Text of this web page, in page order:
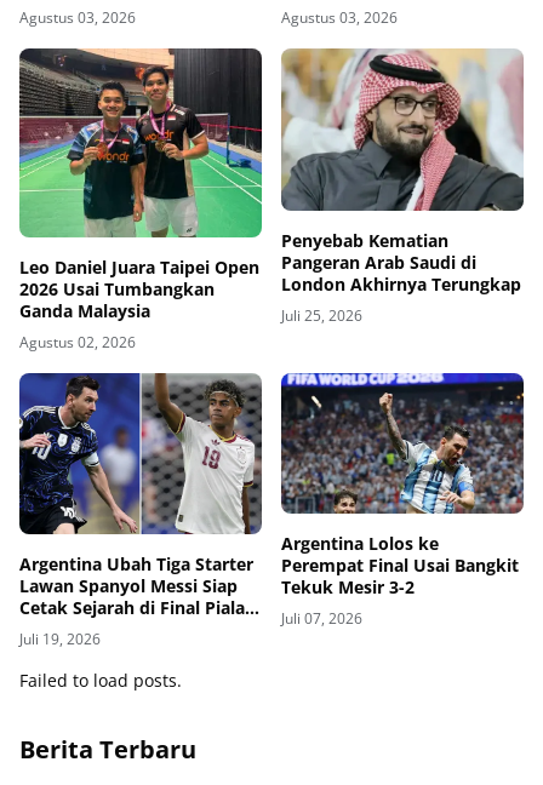
Agustus 03, 2026 Agustus 03, 2026
Leo Daniel Juara Taipei Open
2026 Usai Tumbangkan
Ganda Malaysia
Agustus 02, 2026
Penyebab Kematian
Pangeran Arab Saudi di
London Akhirnya Terungkap
Juli 25, 2026
Argentina Ubah Tiga Starter
Lawan Spanyol Messi Siap
Cetak Sejarah di Final Piala
Dunia
Juli 19, 2026
Argentina Lolos ke
Perempat Final Usai Bangkit
Tekuk Mesir 3-2
Juli 07, 2026
Failed to load posts.
Berita Terbaru